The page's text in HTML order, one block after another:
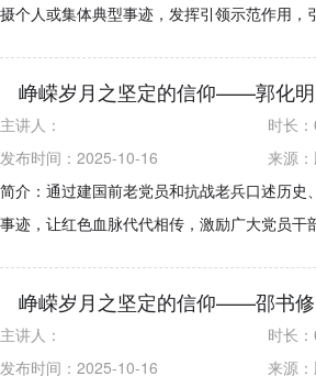
摄个人或集体典型事迹，发挥引领示范作用
峥嵘岁月之坚定的信仰——郭化明
主讲人： 时长：
发布时间：2025-10-16
来源：
简介：通过建国前老党员和抗战老兵口述历
事迹，让红色血脉代代相传，激励广大党员
峥嵘岁月之坚定的信仰——邵书修
主讲人： 时长：
发布时间：2025-10-16
来源：